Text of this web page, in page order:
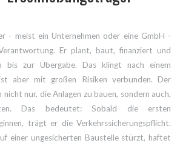
- meist ein Unternehmen oder eine GmbH -
Er plant, baut, finanziert und
bis zur Übergabe. Das klingt nach einem
aber mit großen Risiken verbunden. Der
nur, die Anlagen zu bauen, sondern auch,
Das bedeutet: Sobald die ersten
trägt er die Verkehrssicherungspflicht.
einer ungesicherten Baustelle stürzt, haftet